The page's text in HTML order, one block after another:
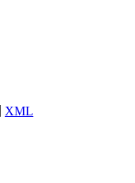
XML